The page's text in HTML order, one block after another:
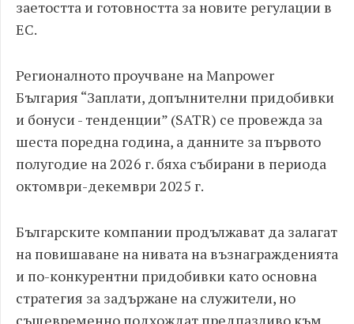
заетостта и готовността за новите регулации в
ЕС.
Регионалното проучване на Manpower
България “Заплати, допълнителни придобивки
и бонуси - тенденции” (SATR) се провежда за
шеста поредна година, а данните за първото
полугодие на 2026 г. бяха събирани в периода
октомври-декември 2025 г.
Българските компании продължават да залагат
на повишаване на нивата на възнагражденията
и по-конкурентни придобивки като основна
стратегия за задържане на служители, но
същевременно подхождат предпазливо към